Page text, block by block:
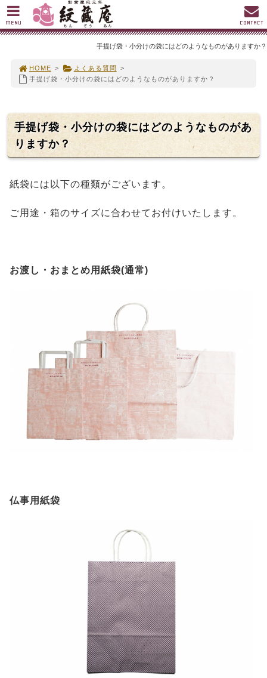
手提げ袋・小分けの袋にはどのようなものがありますか？
HOME > よくある質問
>
手提げ袋・小分けの袋にはどのようなものがありますか？
手提げ袋・小分けの袋にはどのようなものがあ
りますか？
紙袋には以下の種類がございます。
ご用途・箱のサイズに合わせてお付けいたします。
お渡し・おまとめ用紙袋(通常)
仏事用紙袋
MENU CONTACT